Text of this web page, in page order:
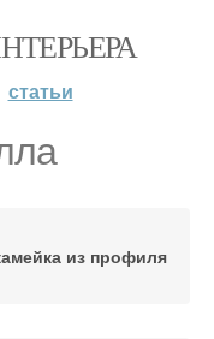
статьи
из профиля